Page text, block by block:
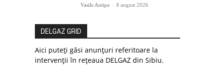
Vasile Antipa - 8 august 2026
DELGAZ GRID
Aici puteți găsi anunțuri referitoare la
intervenții în rețeaua DELGAZ din Sibiu.